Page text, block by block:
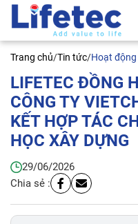
Trang chủ/Tin tức/Hoạt
LIFETEC ĐỒNG
CÔNG TY
KẾT HỢP TÁC
HỌC XÂY DỰNG
29/06/2026
Chia sẻ :